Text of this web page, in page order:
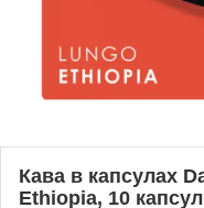
Кава в капсулах
Ethiopia, 10